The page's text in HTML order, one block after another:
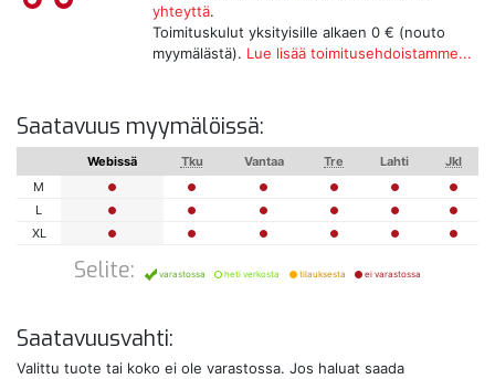
yhteyttä.
Toimituskulut yksityisille alkaen 0 € (nouto
myymälästä). Lue lisää toimitusehdoistamme...
Saatavuus myymälöissä:
Webissä Tku Vantaa Tre Lahti
Jkl
M
L
XL
Selite: varastossa heti verkosta tilauksesta ei varastossa
Saatavuusvahti:
Valittu tuote tai koko ei ole varastossa. Jos haluat saada